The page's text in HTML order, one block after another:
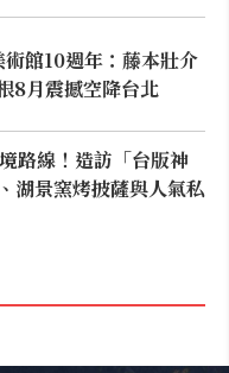
館10週年：藤本壯介
8月震撼空降台北
路線！造訪「台版神
湖景窯烤披薩與人氣私